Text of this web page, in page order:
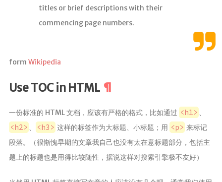
titles or brief descriptions with their
commencing page numbers.
form Wikipedia
Use TOC in HTML
一份标准的 HTML 文档，应该有严格的格式，比如通过 <h1> 、
<h2> 、 <h3> 这样的标签作为大标题、小标题；用 <p> 来标记
段落。（很惭愧早期的文章我自己也没有太在意标题部分，包括主
题上的标题也是用得比较随性，据说这样对搜索引擎极不友好）
留言板
赞赏
我？
统计
监控
主题
MAP